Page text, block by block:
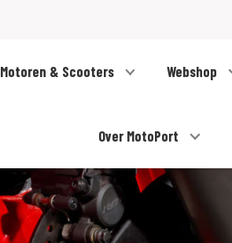
Motoren & Scooters Webshop
Over MotoPort